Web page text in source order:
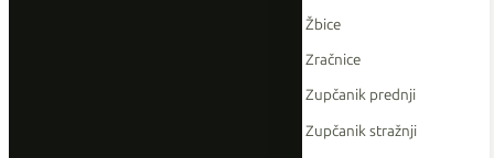
Žbice
Zračnice
Zupčanik prednji
Zupčanik stražnji